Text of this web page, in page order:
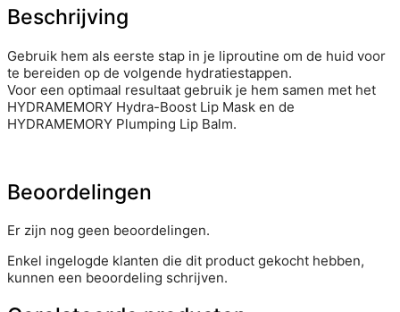
Beschrijving
Gebruik hem als eerste stap in je liproutine om de huid voor
te bereiden op de volgende hydratiestappen.
Voor een optimaal resultaat gebruik je hem samen met het
HYDRAMEMORY Hydra-Boost Lip Mask en de
HYDRAMEMORY Plumping Lip Balm.
Beoordelingen
Er zijn nog geen beoordelingen.
Enkel ingelogde klanten die dit product gekocht hebben,
kunnen een beoordeling schrijven.